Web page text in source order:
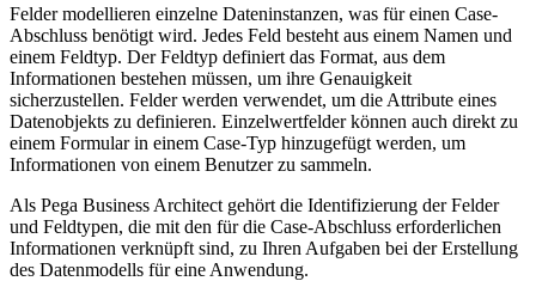
Felder modellieren einzelne Dateninstanzen, was für einen Case-
Abschluss benötigt wird. Jedes Feld besteht aus einem Namen und
einem Feldtyp. Der Feldtyp definiert das Format, aus dem
Informationen bestehen müssen, um ihre Genauigkeit
sicherzustellen. Felder werden verwendet, um die Attribute eines
Datenobjekts zu definieren. Einzelwertfelder können auch direkt zu
einem Formular in einem Case-Typ hinzugefügt werden, um
Informationen von einem Benutzer zu sammeln.
Als Pega Business Architect gehört die Identifizierung der Felder
und Feldtypen, die mit den für die Case-Abschluss erforderlichen
Informationen verknüpft sind, zu Ihren Aufgaben bei der Erstellung
des Datenmodells für eine Anwendung.